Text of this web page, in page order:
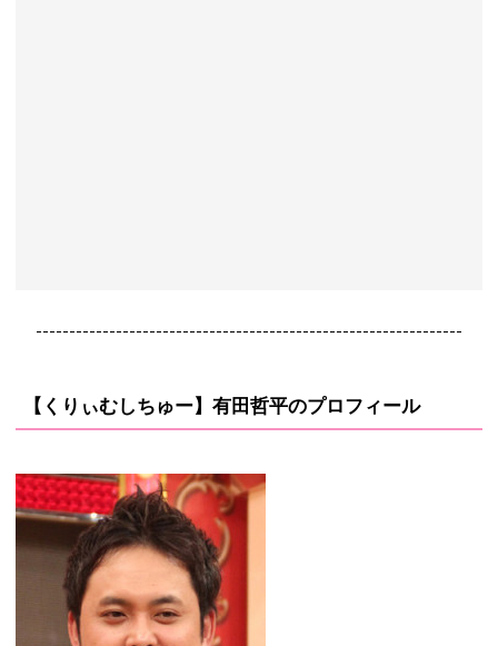
----------------------------------------------------------------
【くりぃむしちゅー】有田哲平のプロフィール